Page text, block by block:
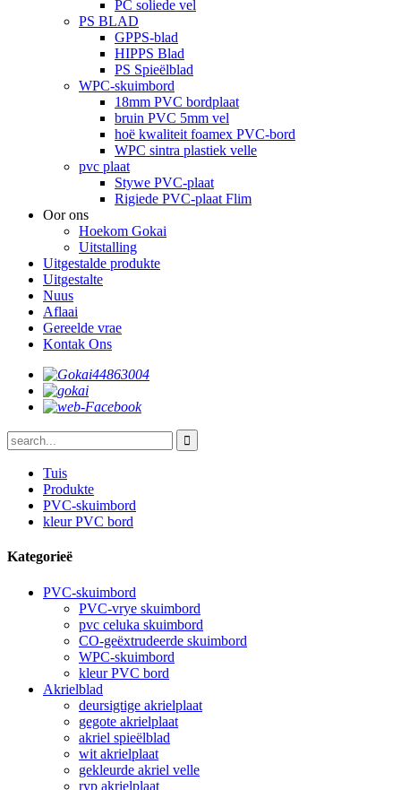
PC soliede vel
PS BLAD
GPPS-blad
HIPPS Blad
PS Spieëlblad
WPC-skuimbord
18mm PVC bordplaat
bruin PVC 5mm vel
hoë kwaliteit foamex PVC-bord
WPC sintra plastiek velle
pvc plaat
Stywe PVC-plaat
Rigiede PVC-plaat Flim
Oor ons
Hoekom Gokai
Uitstalling
Uitgestalde produkte
Uitgestalte
Nuus
Aflaai
Gereelde vrae
Kontak Ons
Tuis
Produkte
PVC-skuimbord
kleur PVC bord
Kategorieë
PVC-skuimbord
PVC-vrye skuimbord
pvc celuka skuimbord
CO-geëxtrudeerde skuimbord
WPC-skuimbord
kleur PVC bord
Akrielblad
deursigtige akrielplaat
gegote akrielplaat
akriel spieëlblad
wit akrielplaat
gekleurde akriel velle
ryp akrielplaat